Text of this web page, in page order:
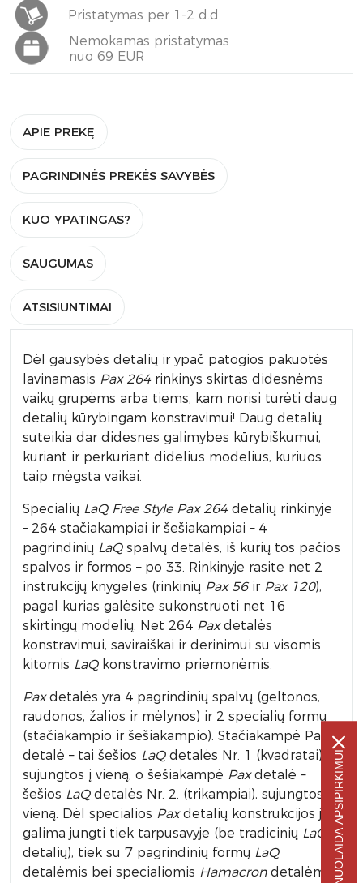
Pristatymas per 1-2 d.d.
Nemokamas pristatymas
nuo 69 EUR
APIE PREKĘ
PAGRINDINĖS PREKĖS SAVYBĖS
KUO YPATINGAS?
SAUGUMAS
ATSISIUNTIMAI
Dėl gausybės detalių ir ypač patogios pakuotės
lavinamasis Pax 264rinkinys skirtas didesnėms
vaikų grupėms arba tiems, kam norisi turėti daug
detalių kūrybingam konstravimui! Daug detalių
suteikia dar didesnes galimybes kūrybiškumui,
kuriant ir perkuriant didelius modelius, kuriuos
taip mėgsta vaikai.
Specialių LaQ Free Style Pax 264detalių rinkinyje
– 264 stačiakampiai ir šešiakampiai – 4
pagrindinių LaQspalvų detalės, iš kurių tos pačios
spalvos ir formos – po 33. Rinkinyje rasite net 2
instrukcijų knygeles (rinkinių Pax 56ir Pax 120),
pagal kurias galėsite sukonstruoti net 16
skirtingų modelių. Net 264 Paxdetalės
konstravimui, saviraiškai ir derinimui su visomis
kitomis LaQkonstravimo priemonėmis.
Paxdetalės yra 4 pagrindinių spalvų (geltonos,
raudonos, žalios ir mėlynos) ir 2 specialių formų
(stačiakampio ir šešiakampio). Stačiakampė Pax
detalė – tai šešios LaQdetalės Nr. 1 (kvadratai),
sujungtos į vieną, o šešiakampė Paxdetalė –
šešios LaQdetalės Nr. 2. (trikampiai), sujungtos į
vieną. Dėl specialios Paxdetalių konstrukcijos jas
galima jungti tiek tarpusavyje (be tradicinių LaQ
detalių), tiek su 7 pagrindinių formų LaQ
detalėmis bei specialiomis Hamacrondetalėmis-5% NUOLAIDA APSIPIRKIMUI